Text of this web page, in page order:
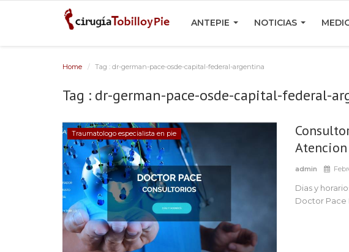
ANTEPIE NOTICIAS
Home Tag : dr-german-pace-osde-capital-federal-argentina
Tag : dr-german-pace-osde-capital-federal-
Traumatologo especialista en pie
Atencion
admin
Dias y
Doctor Pace